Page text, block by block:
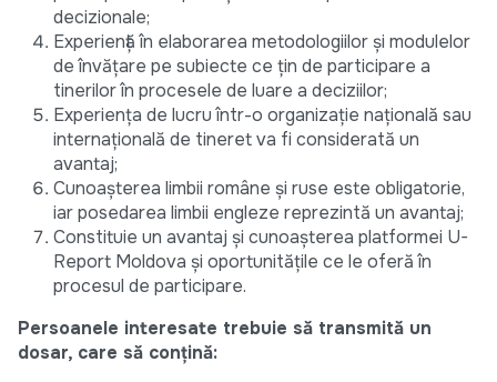
decizionale;
Experiență în elaborarea metodologiilor și modulelor
de învățare pe subiecte ce țin de participare a
tinerilor în procesele de luare a deciziilor;
Experiența de lucru într-o organizație națională sau
internațională de tineret va fi considerată un
avantaj;
Cunoașterea limbii române și ruse este obligatorie,
iar posedarea limbii engleze reprezintă un avantaj;
Constituie un avantaj și cunoașterea platformei U-
Report Moldova și oportunitățile ce le oferă în
procesul de participare.
Persoanele interesate trebuie să transmită un
dosar, care să conțină: